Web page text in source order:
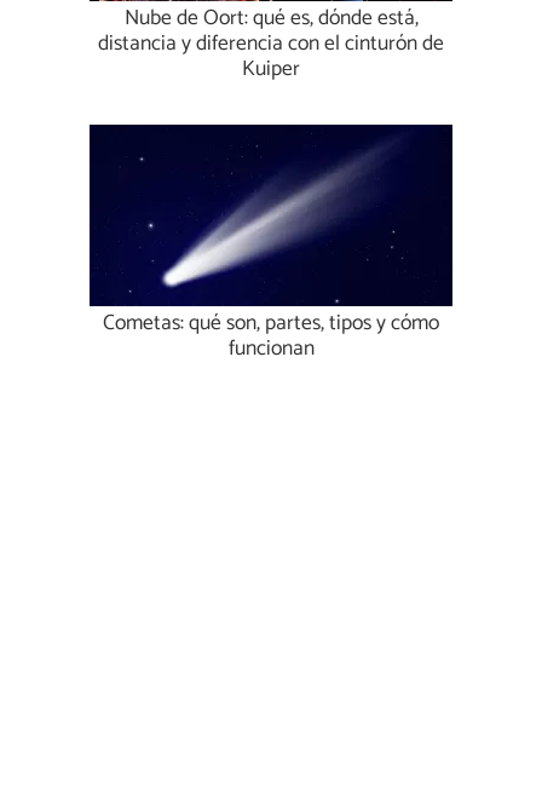
Nube de Oort: qué es, dónde está,
distancia y diferencia con el cinturón de
Kuiper
Cometas: qué son, partes, tipos y cómo
funcionan